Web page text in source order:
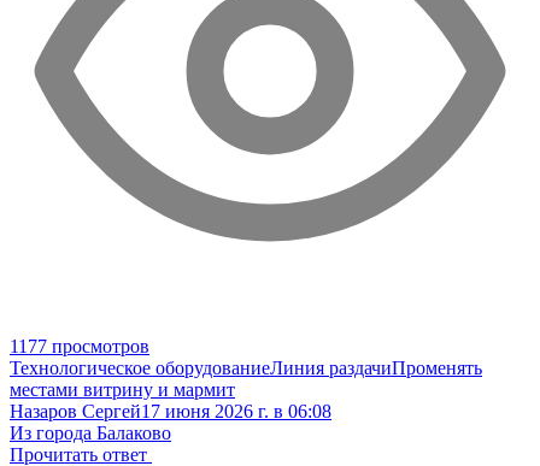
1177 просмотров
Технологическое оборудованиеЛиния раздачиПроменять
местами витрину и мармит
Назаров Сергей17 июня 2026 г. в 06:08
Из города Балаково
Прочитать ответ